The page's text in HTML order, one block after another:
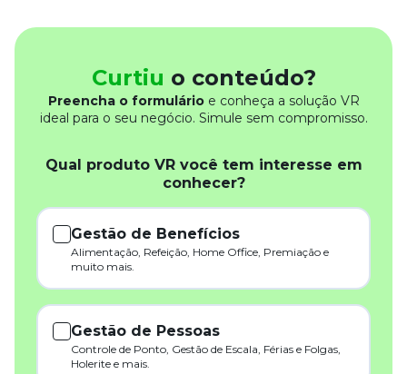
Curtiu o conteúdo?
Preencha o formulárioe conheça a solução VR
ideal para o seu negócio. Simule sem compromisso.
Qual produto VR você tem interesse em
conhecer?
Gestão de Benefícios
Alimentação, Refeição, Home Office, Premiação e
muito mais.
Gestão de Pessoas
Controle de Ponto, Gestão de Escala, Férias e Folgas,
Holerite e mais.